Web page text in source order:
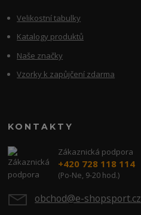
Velikostní tabulky
Katalogy produktů
Naše značky
Vzorky k zapůjčení zdarma
KONTAKTY
Zákaznická podpora
+420 728 118 114
(Po-Ne, 9-20 hod.)
obchod@e-shopsport.cz